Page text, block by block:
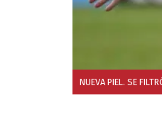
NUEVA PIEL. SE